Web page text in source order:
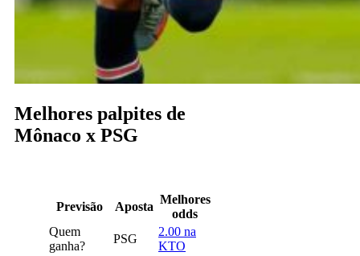
Melhores palpites de
Mônaco x PSG
Previsão Aposta
Melhores
odds
Quem
ganha?
PSG
2.00 na
KTO